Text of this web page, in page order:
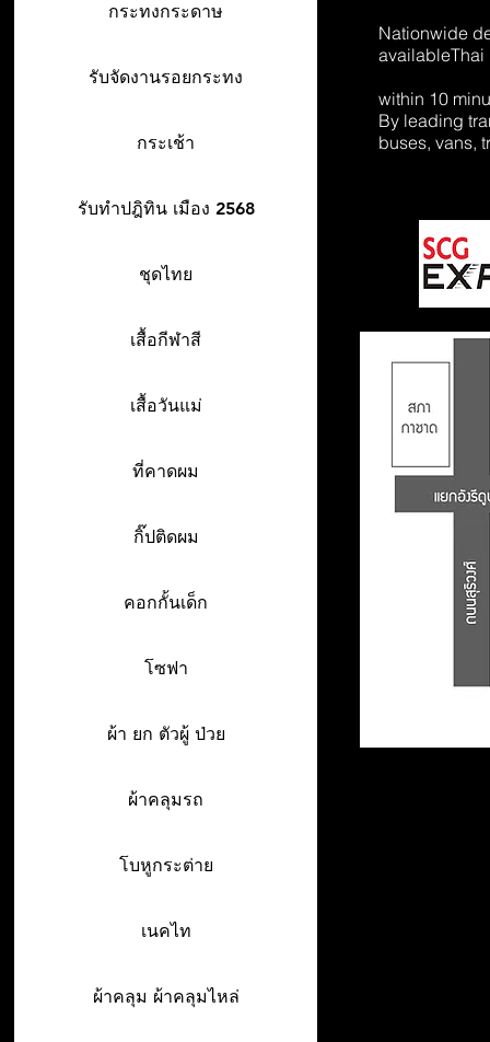
กระทงกระดาษ
รับจัดงานรอยกระทง
กระเช้า
รับทำปฎิทิน เมือง 2568
ชุดไทย
เสื้อกีฬาสี
เสื้อวันแม่
ที่คาดผม
กิ๊ปติดผม
คอกกั้นเด็ก
โซฟา
ผ้า ยก ตัวผู้ ป่วย
ผ้าคลุมรถ
โบหูกระต่าย
เนคไท
ผ้าคลุม ผ้าคลุมไหล่
Nationwide
availableThai
within 10
By leading
buses, vans,